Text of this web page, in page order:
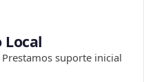
suporte inicial